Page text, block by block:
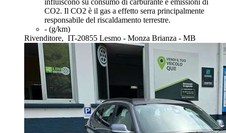
CO2. Il CO2 è il gas a effetto serra principalmente
responsabile del riscaldamento terrestre.
- (g/km)
Rivenditore, IT-20855 Lesmo - Monza Brianza - MB